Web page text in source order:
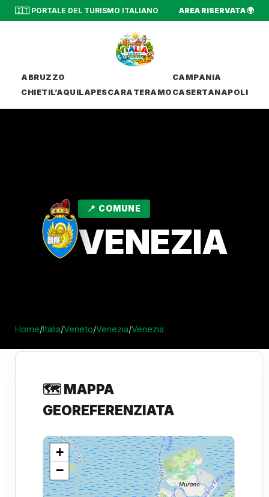
🇮🇹 PORTALE DEL TURISMO ITALIANO AREA RISERVATA 🌍
ABRUZZO
CHIETIL’AQUILAPESCARA TERAMO
CAMPANIA
CASERTANAPOLI
📍 COMUNE
VENEZIA
Home/Italia/Veneto/Venezia/Venezia
🗺️ MAPPA
GEOREFERENZIATA
+
−